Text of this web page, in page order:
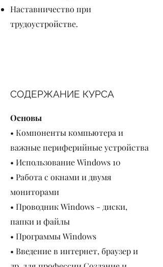
Наставничество при
трудоустройстве.
СОДЕРЖАНИЕ КУРСА
Основы
• Компоненты компьютера и
важные периферийные устройства
• Использование Windows 10
• Работа с окнами и двумя
мониторами
• Проводник Windows - диски,
папки и файлы
• Программы Windows
• Введение в интернет, браузер и